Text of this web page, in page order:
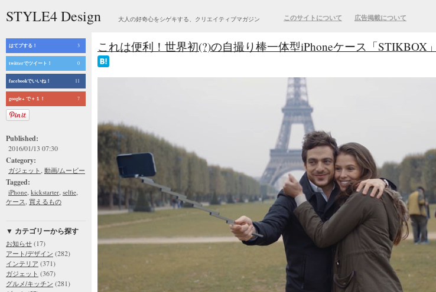
STYLE4 Design 大人の好奇心をシゲキする、クリエイティブマガジン このサイトについて 広告掲載について
はてブする！ 3
twitterでツイート！ 0
facebookでいいね！ 11
google+ で＋１！ 7
Published:
2016/01/13 07:30
Category:
ガジェット 動画/ムービー
Tagged:
iPhone kickstarter selfie
ケース 買えるもの
▼ カテゴリーから探す
お知らせ (17)
アート/デザイン (282)
インテリア (371)
ガジェット (367)
グルメ/キッチン (281)
これは便利！世界初(?)の自撮り棒一体型iPhoneケース「STIKBOX」